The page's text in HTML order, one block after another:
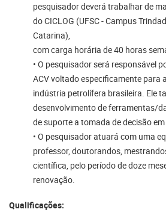
pesquisador deverá trabalhar de
do CICLOG (UFSC - Campus
Catarina),
com carga horária de 40 horas
• O pesquisador será responsável
ACV voltado especificamente para
indústria petrolífera brasileira. Ele
desenvolvimento de ferramentas/
de suporte a tomada de decisão
• O pesquisador atuará com uma
professor, doutorandos,
científica, pelo período de doze
renovação.
Qualificações: